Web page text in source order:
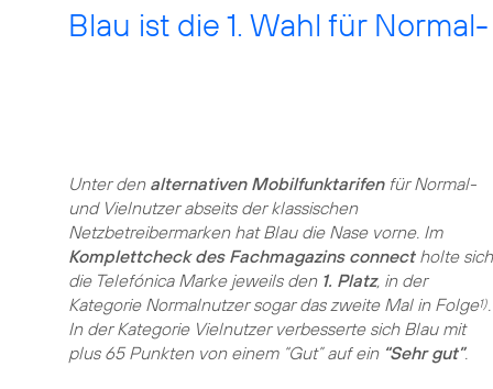
Blau ist die 1. Wahl für
Unter den alternativen Mobilfunktarifenfür Normal-
und Vielnutzer abseits der klassischen
Netzbetreibermarken hat Blau die Nase vorne. Im
Komplettcheck des Fachmagazins connectholte sich
die Telefónica Marke jeweils den 1. Platz, in der
Kategorie Normalnutzer sogar das zweite Mal in Folge1).
In der Kategorie Vielnutzer verbesserte sich Blau mit
plus 65 Punkten von einem “Gut” auf ein “Sehr gut”.